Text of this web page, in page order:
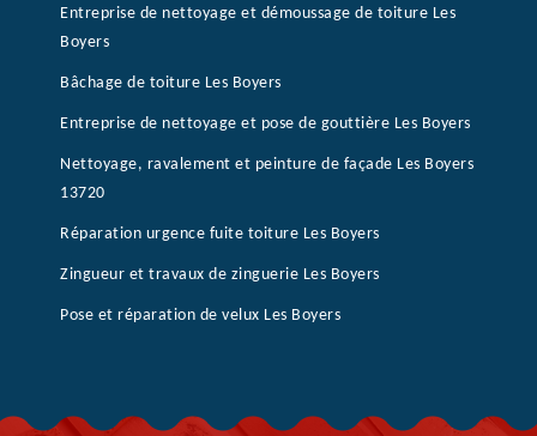
Entreprise de nettoyage et démoussage de toiture Les
Boyers
Bâchage de toiture Les Boyers
Entreprise de nettoyage et pose de gouttière Les Boyers
Nettoyage, ravalement et peinture de façade Les Boyers
13720
Réparation urgence fuite toiture Les Boyers
Zingueur et travaux de zinguerie Les Boyers
Pose et réparation de velux Les Boyers